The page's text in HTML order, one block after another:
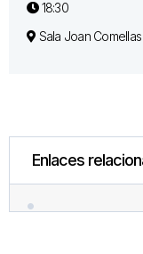
18:30
Sala Joan
Enlaces